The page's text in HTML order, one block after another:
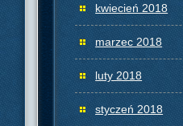
kwiecień 2018
marzec 2018
luty 2018
styczeń 2018